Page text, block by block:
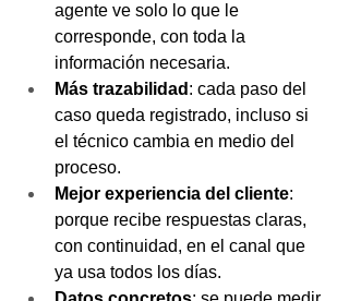
agente ve solo lo que le
corresponde, con toda la
información necesaria.
Más trazabilidad : cada paso del
caso queda registrado, incluso si
el técnico cambia en medio del
proceso.
Mejor experiencia del cliente:
porque recibe respuestas claras,
con continuidad, en el canal que
ya usa todos los días.